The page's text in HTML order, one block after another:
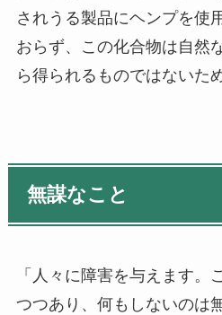
されうる製品にヘンプを使
おらず、この化合物は自然
ら得られるものではないた
無謀なこと
「人々に障害を与えます。
つつあり、何もしないのは